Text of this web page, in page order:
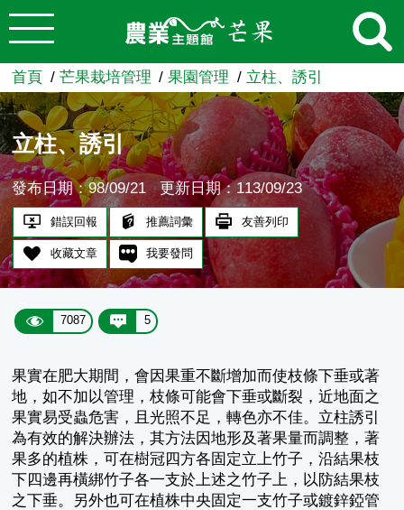
跳到主要內容
農業知識入口網
首頁 芒果栽培管理 果園管理 立柱、誘引
立柱、誘引
發布日期：98/09/21 更新日期：113/09/23
錯誤回報 推薦詞彙 友善列印
收藏文章 我要發問
7087 5
果實在肥大期間，會因果重不斷增加而使枝條下垂或著
地，如不加以管理，枝條可能會下垂或斷裂，近地面之
果實易受蟲危害，且光照不足，轉色亦不佳。立柱誘引
為有效的解決辦法，其方法因地形及著果量而調整，著
果多的植株，可在樹冠四方各固定立上竹子，沿結果枝
下四邊再橫綁竹子各一支於上述之竹子上，以防結果枝
之下垂。另外也可在植株中央固定一支竹子或鍍鋅錏管